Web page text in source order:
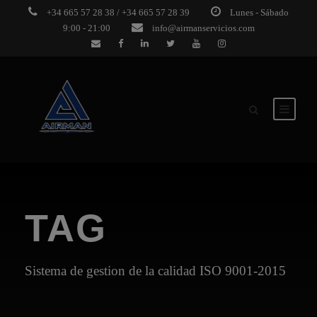
+34 665 57 28 38 / +34 665 57 28 39
Lunes - Sábado
9:00 - 21:00
info@airmanservicios.com
TAG
Sistema de gestion de la calidad ISO 9001-2015